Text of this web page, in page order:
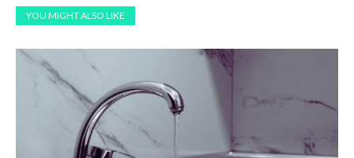
YOU MIGHT ALSO LIKE